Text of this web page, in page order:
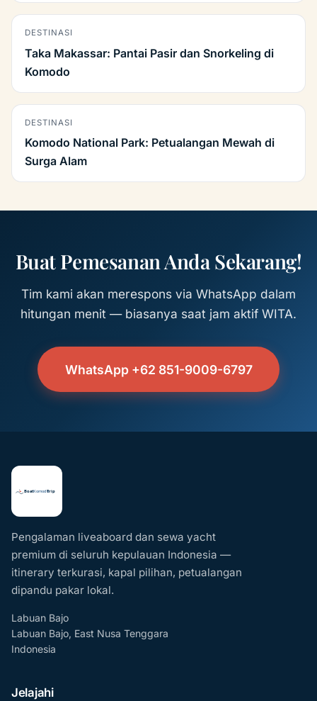
DESTINASI
Taka Makassar: Pantai Pasir dan Snorkeling di
Komodo
DESTINASI
Komodo National Park: Petualangan Mewah di
Surga Alam
Buat Pemesanan Anda Sekarang!
Tim kami akan merespons via WhatsApp dalam
hitungan menit — biasanya saat jam aktif WITA.
WhatsApp +62 851-9009-6797
Pengalaman liveaboard dan sewa yacht
premium di seluruh kepulauan Indonesia —
itinerary terkurasi, kapal pilihan, petualangan
dipandu pakar lokal.
Labuan Bajo
Labuan Bajo, East Nusa Tenggara
Indonesia
Jelajahi